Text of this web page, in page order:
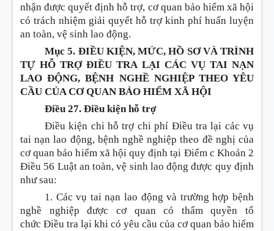
nhận được quyết định hỗ trợ, cơ quan bảo hiểm xã hội
có trách nhiệm giải quyết hỗ trợkinh phí huấn luyện
an toàn, vệ sinh lao động.
Mục 5. ĐIỀU KIỆN, MỨC, HỒ SƠ VÀ TRÌNH
TỰ HỖ TRỢ ĐIỀU TRA LẠI CÁC VỤ TAI NẠN
LAO ĐỘNG, BỆNH NGHỀ NGHIỆP THEO YÊU
CẦU CỦA CƠ QUAN BẢO HIỂM XÃ HỘI
Điều 27. Điều kiện hỗ trợ
Điều kiện chi hỗ trợ chi phí Điều tra lại các vụ
tai nạn lao động, bệnh nghề nghiệp theo đề nghị của
cơ quan bảo hiểm xã hội quy định tại Điểm c Khoản 2
Điều 56 Luật an toàn, vệ sinh lao động được quy định
như sau:
1. Các vụ tai nạn lao động và trường hợp bệnh
nghề nghiệp được cơ quan có thẩm quyền tổ
chức Điều tra lại khi có yêu cầu của cơ quan bảo hiểm